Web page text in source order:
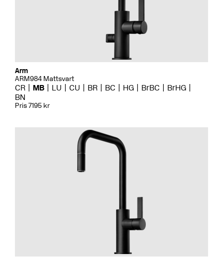
Arm
ARM984 Mattsvart
CR MB LU CU BR BC HG BrBC
BrHG
BN
Pris 7195 kr